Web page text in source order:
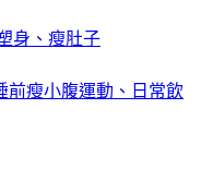
身、瘦肚子
前瘦小腹運動、日常飲